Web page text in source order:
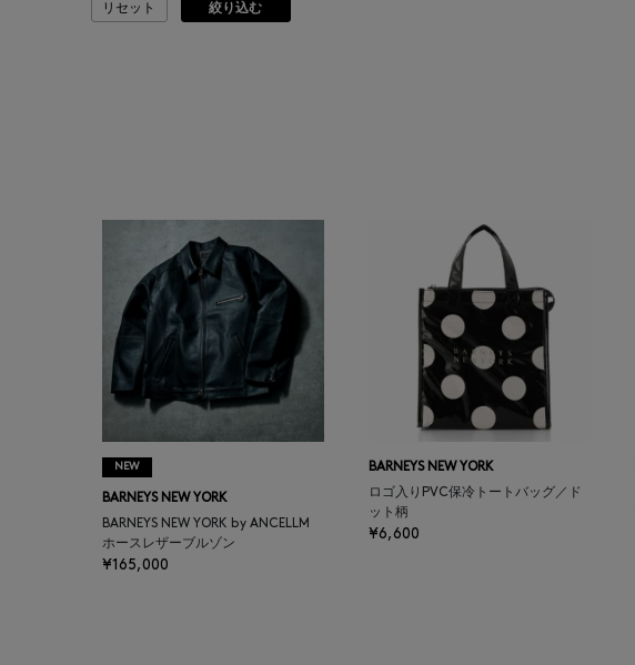
ATELIER AMBOISE
ATTO VANNUCCI
FIRENZE
AURALEE
AUTRY
BAGUTTA
BAKUNE
リセット 絞り込む
NEW
BARNEYS NEW YORK
BARNEYS NEW YORK by ANCELLM
ホースレザーブルゾン
¥165,000
BARNEYS NEW YORK
ロゴ入りPVC保冷トートバッグ／ド
ット柄
¥6,600